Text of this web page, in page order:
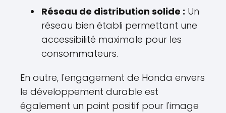
Réseau de distribution solide : Un
réseau bien établi permettant une
accessibilité maximale pour les
consommateurs.
En outre, l'engagement de Honda envers
le développement durable est
également un point positif pour l'image